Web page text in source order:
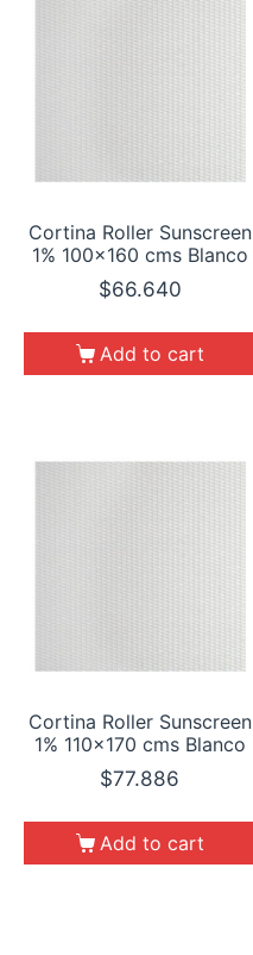
Cortina Roller Sunscreen
1% 100×160 cms Blanco
$66.640
Add to cart
Cortina Roller Sunscreen
1% 110×170 cms Blanco
$77.886
Add to cart